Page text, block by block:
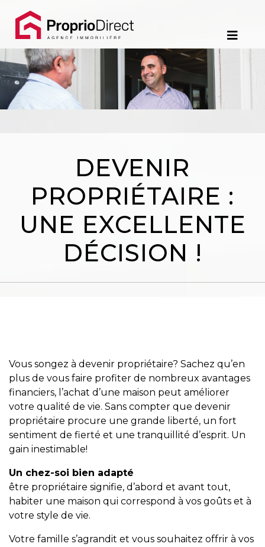
Contact
450.229.2992
NOS
PROPRIÉTÉS
COURTIERS
Équipe
Alerte
immobilière
Avec
un
courtier
immobilier,
vous
protégé!
DEVENIR
PROPRIÉTAIRE :
UNE EXCELLENTE
DÉCISION !
Vous songez à devenir propriétaire? Sachez qu’en
plus de vous faire profiter de nombreux avantages
financiers, l’achat d’une maison peut améliorer
votre qualité de vie. Sans compter que devenir
propriétaire procure une grande liberté, un fort
sentiment de fierté et une tranquillité d’esprit. Un
gain inestimable!
Un chez-soi bien adapté
être propriétaire signifie, d’abord et avant tout,
habiter une maison qui correspond à vos goûts et à
votre style de vie.
Votre famille s’agrandit et vous souhaitez offrir à vos